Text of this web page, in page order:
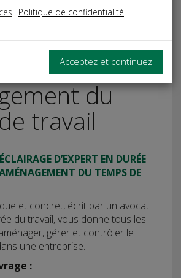
du
travail
D’EXPERT EN DURÉE
DU TEMPS DE
et concret, écrit par un avocat
du travail, vous donne tous les
gérer et contrôler le
une entreprise.
:
Politique de confidentialité
Acceptez et continuez